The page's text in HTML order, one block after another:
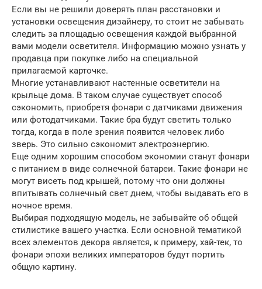
Если вы не решили доверять план расстановки и
установки освещения дизайнеру, то стоит не забывать
следить за площадью освещения каждой выбранной
вами модели осветителя. Информацию можно узнать у
продавца при покупке либо на специальной
прилагаемой карточке.
Многие устанавливают настенные осветители на
крыльце дома. В таком случае существует способ
сэкономить, приобретя фонари с датчиками движения
или фотодатчиками. Такие бра будут светить только
тогда, когда в поле зрения появится человек либо
зверь. Это сильно сэкономит электроэнергию.
Еще одним хорошим способом экономии станут фонари
с питанием в виде солнечной батареи. Такие фонари не
могут висеть под крышей, потому что они должны
впитывать солнечный свет днем, чтобы выдавать его в
ночное время.
Выбирая подходящую модель, не забывайте об общей
стилистике вашего участка. Если основной тематикой
всех элементов декора является, к примеру, хай-тек, то
фонари эпохи великих императоров будут портить
общую картину.